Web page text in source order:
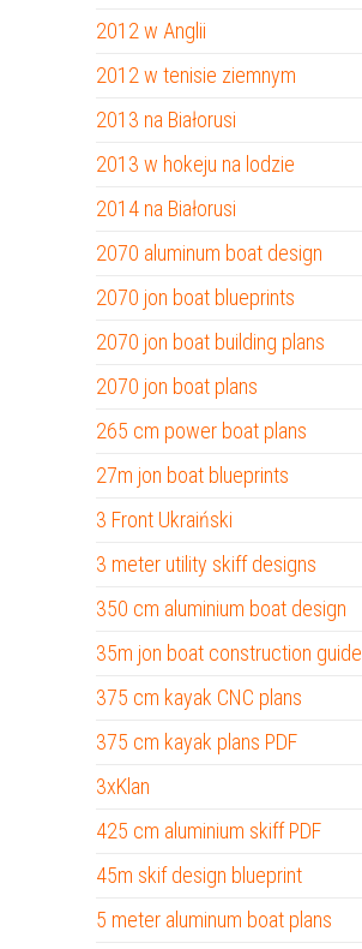
2012 w Anglii
2012 w tenisie ziemnym
2013 na Białorusi
2013 w hokeju na lodzie
2014 na Białorusi
2070 aluminum boat design
2070 jon boat blueprints
2070 jon boat building plans
2070 jon boat plans
265 cm power boat plans
27m jon boat blueprints
3 Front Ukraiński
3 meter utility skiff designs
350 cm aluminium boat design
35m jon boat construction guide
375 cm kayak CNC plans
375 cm kayak plans PDF
3xKlan
425 cm aluminium skiff PDF
45m skif design blueprint
5 meter aluminum boat plans